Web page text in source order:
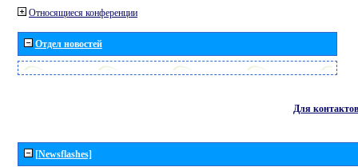
Относящиеся конференции
Отдел новостей
Для контактов
[Newsflashes]